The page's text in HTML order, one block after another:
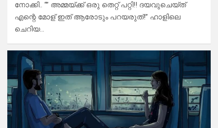
നോക്കി.. “” അമ്മയ്ക്ക് ഒരു തെറ്റ് പറ്റി!! ദയവുചെയ്ത്
എന്റെ മോള് ഇത് ആരോടും പറയരുത്!” ​ഹാളിലെ
ചെറിയ…